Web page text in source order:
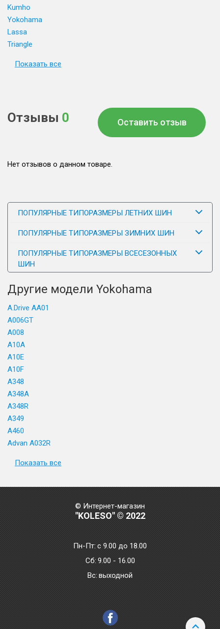
Kumho
Yokohama
Lassa
Triangle
Показать все
Отзывы 0 Оставить отзыв
Нет отзывов о данном товаре.
ПОПУЛЯРНЫЕ ТИПОРАЗМЕРЫ ЛЕТНИХ ШИН
ПОПУЛЯРНЫЕ ТИПОРАЗМЕРЫ ЗИМНИХ ШИН
ПОПУЛЯРНЫЕ ТИПОРАЗМЕРЫ ВСЕСЕЗОННЫХ
ШИН
Другие модели Yokohama
A.Drive AA01
A006GT
A008
A10A
A10E
A10F
A348
A348A
A348R
A349
A460
Advan A032R
Показать все
© Интернет-магазин
"KOLESO" © 2022
Пн-Пт:с 9.00 до 18.00
Сб: 9.00 - 16.00
Bc: выходной